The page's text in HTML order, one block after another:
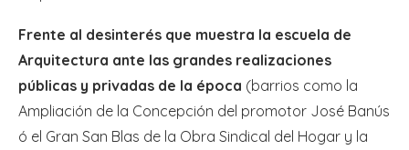
Frente al desinterés que muestra la escuela de
Arquitectura ante las grandes realizaciones
públicas y privadas de la época (barrios como la
Ampliación de la Concepción del promotor José Banús
ó el Gran San Blas de la Obra Sindical del Hogar y la